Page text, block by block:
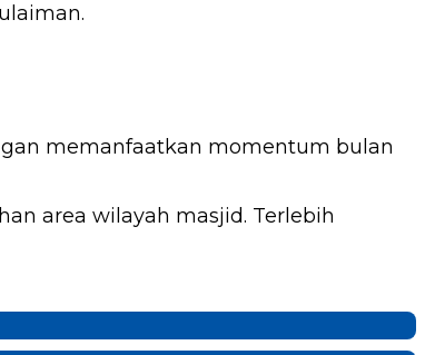
memanfaatkan momentum bulan
area wilayah masjid. Terlebih